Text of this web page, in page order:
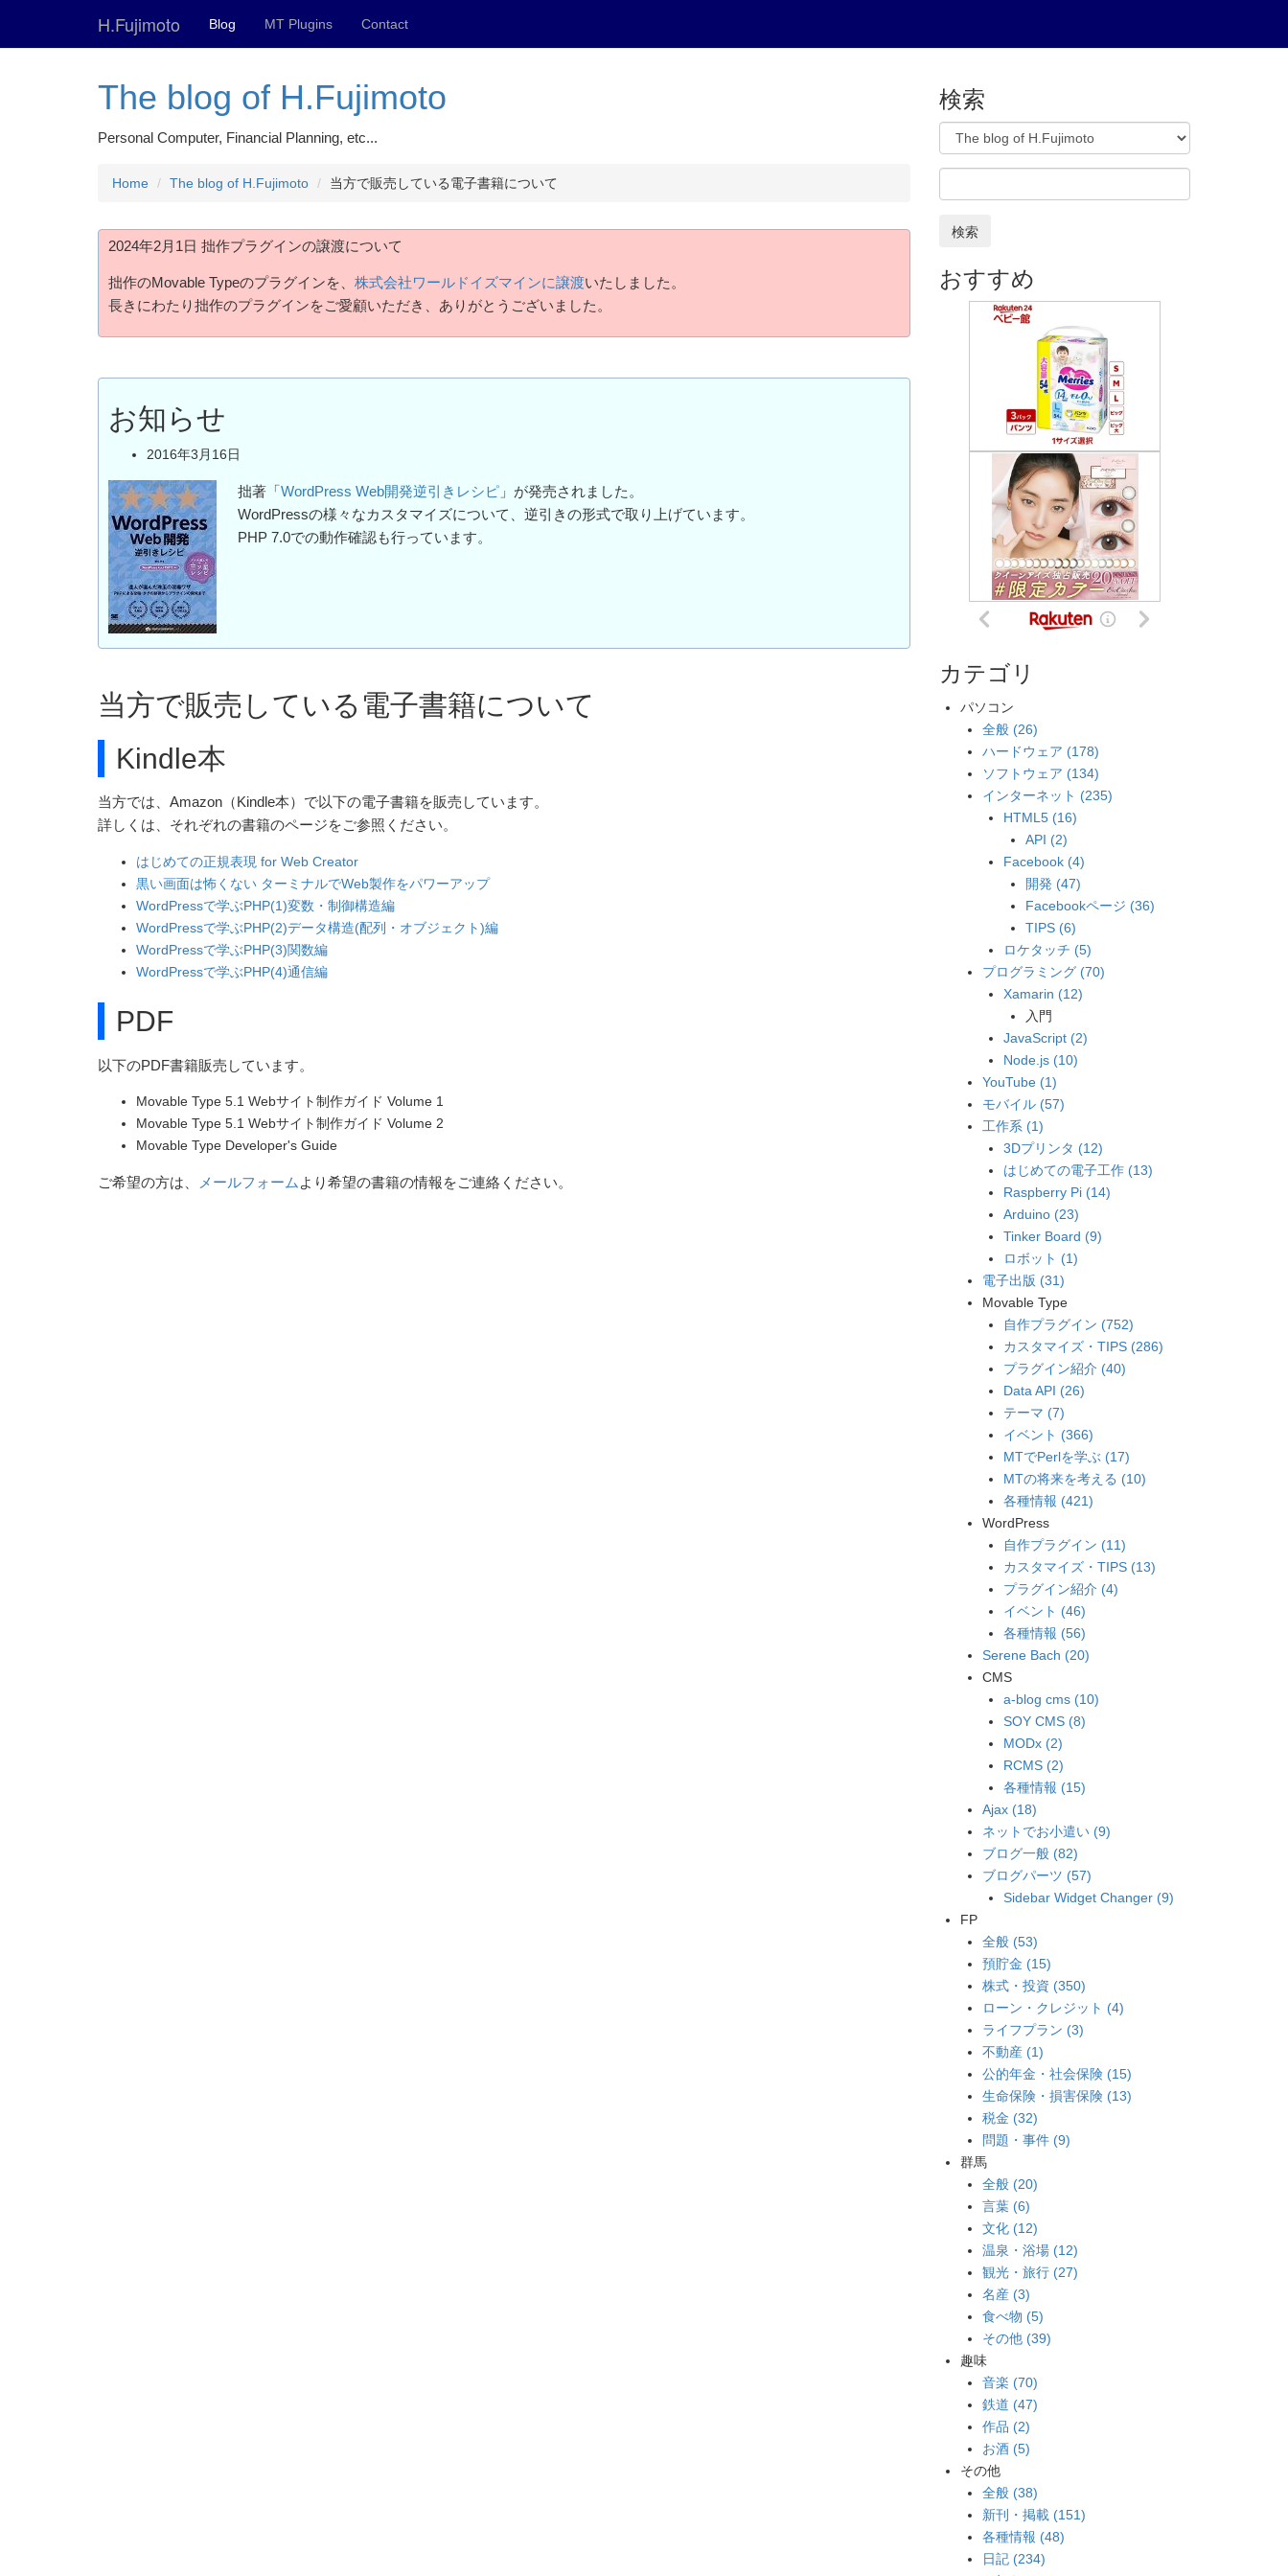
H.Fujimoto Blog MT Plugins Contact
The blog of H.Fujimoto
Personal Computer, Financial Planning, etc...
Home The blog of H.Fujimoto 当方で販売している電子書籍について
2024年2月1日 拙作プラグインの譲渡について
拙作のMovable Typeのプラグインを、 株式会社ワールドイズマインに譲渡いたしました。
長きにわたり拙作のプラグインをご愛顧いただき、ありがとうございました。
お知らせ
2016年3月16日
拙著「 WordPress Web開発逆引きレシピ 」が発売されました。
WordPressの様々なカスタマイズについて、逆引きの形式で取り上げています。
PHP 7.0での動作確認も行っています。
当方で販売している電子書籍について
Kindle本
当方では、Amazon（Kindle本）で以下の電子書籍を販売しています。
詳しくは、それぞれの書籍のページをご参照ください。
はじめての正規表現 for Web Creator
黒い画面は怖くない ターミナルでWeb製作をパワーアップ
WordPressで学ぶPHP(1)変数・制御構造編
WordPressで学ぶPHP(2)データ構造(配列・オブジェクト)編
WordPressで学ぶPHP(3)関数編
WordPressで学ぶPHP(4)通信編
PDF
以下のPDF書籍販売しています。
Movable Type 5.1 Webサイト制作ガイド Volume 1
Movable Type 5.1 Webサイト制作ガイド Volume 2
Movable Type Developer's Guide
ご希望の方は、 メールフォーム より希望の書籍の情報をご連絡ください。
検索
検索
おすすめ
カテゴリ
パソコン
全般 (26)
ハードウェア (178)
ソフトウェア (134)
インターネット (235)
HTML5 (16)
API (2)
Facebook (4)
開発 (47)
Facebookページ (36)
TIPS (6)
ロケタッチ (5)
プログラミング (70)
Xamarin (12)
入門
JavaScript (2)
Node.js (10)
YouTube (1)
モバイル (57)
工作系 (1)
3Dプリンタ (12)
はじめての電子工作 (13)
Raspberry Pi (14)
Arduino (23)
Tinker Board (9)
ロボット (1)
電子出版 (31)
Movable Type
自作プラグイン (752)
カスタマイズ・TIPS (286)
プラグイン紹介 (40)
Data API (26)
テーマ (7)
イベント (366)
MTでPerlを学ぶ (17)
MTの将来を考える (10)
各種情報 (421)
WordPress
自作プラグイン (11)
カスタマイズ・TIPS (13)
プラグイン紹介 (4)
イベント (46)
各種情報 (56)
Serene Bach (20)
CMS
a-blog cms (10)
SOY CMS (8)
MODx (2)
RCMS (2)
各種情報 (15)
Ajax (18)
ネットでお小遣い (9)
ブログ一般 (82)
ブログパーツ (57)
Sidebar Widget Changer (9)
FP
全般 (53)
預貯金 (15)
株式・投資 (350)
ローン・クレジット (4)
ライフプラン (3)
不動産 (1)
公的年金・社会保険 (15)
生命保険・損害保険 (13)
税金 (32)
問題・事件 (9)
群馬
全般 (20)
言葉 (6)
文化 (12)
温泉・浴場 (12)
観光・旅行 (27)
名産 (3)
食べ物 (5)
その他 (39)
趣味
音楽 (70)
鉄道 (47)
作品 (2)
お酒 (5)
その他
全般 (38)
新刊・掲載 (151)
各種情報 (48)
日記 (234)